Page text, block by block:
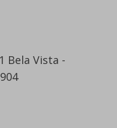
Bela Vista -